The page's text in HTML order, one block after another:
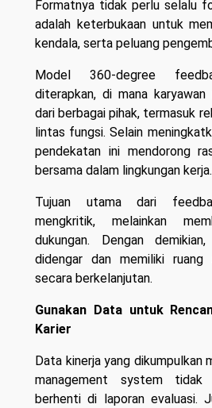
Formatnya tidak perlu selalu
adalah keterbukaan untuk
kendala, serta peluang
Model 360-degree
diterapkan, di mana karyawan
dari berbagai pihak, termasuk
lintas fungsi. Selain
pendekatan ini mendorong
bersama dalam lingkungan kerja.
Tujuan utama dari
mengkritik, melainkan
dukungan. Dengan
didengar dan memiliki ruang
secara berkelanjutan.
Gunakan Data untuk
Karier
Data kinerja yang dikumpulkan
management system tidak
berhenti di laporan evaluasi.